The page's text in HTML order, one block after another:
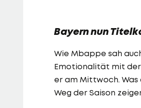
Bayern nun
Wie Mbappe sah
Emotionalität mit
er am Mittwoch.
Weg der Saison